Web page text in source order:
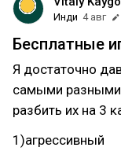
Инди 4 авг
Бесплатные
Я достаточно
самыми разными
разбить их на 3
1)агрессивный